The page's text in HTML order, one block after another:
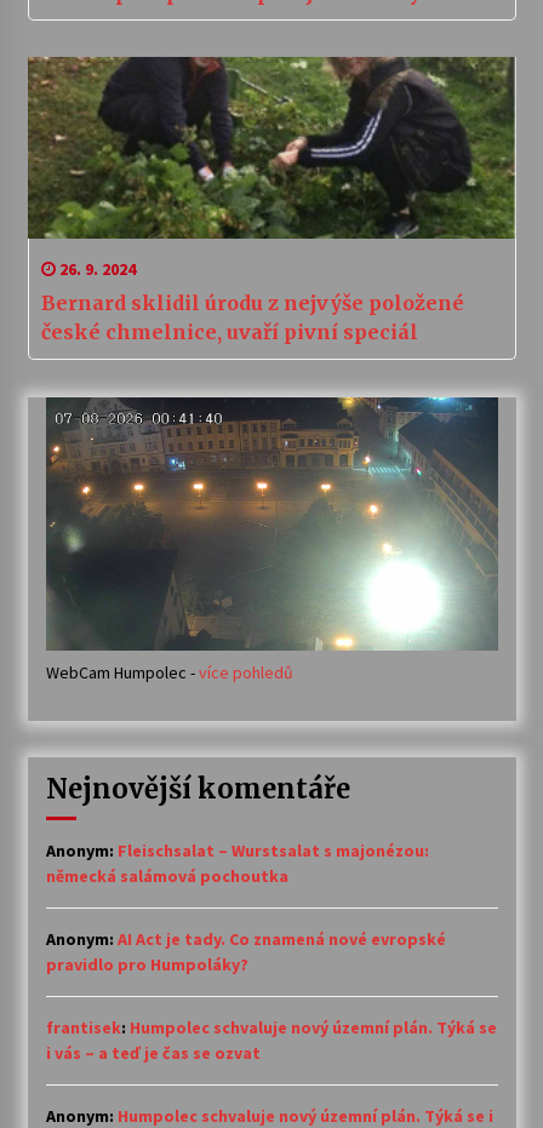
26. 9. 2024
Bernard sklidil úrodu z nejvýše položené
české chmelnice, uvaří pivní speciál
WebCam Humpolec -více pohledů
Nejnovější komentáře
Anonym: Fleischsalat – Wurstsalat s majonézou:
německá salámová pochoutka
Anonym: AI Act je tady. Co znamená nové evropské
pravidlo pro Humpoláky?
frantisek: Humpolec schvaluje nový územní plán. Týká se
i vás – a teď je čas se ozvat
Anonym: Humpolec schvaluje nový územní plán. Týká se i